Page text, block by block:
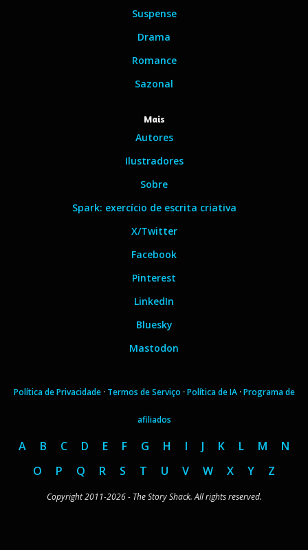
Suspense
Drama
Romance
Sazonal
Mais
Autores
Ilustradores
Sobre
Spark: exercício de escrita criativa
X/Twitter
Facebook
Pinterest
LinkedIn
Bluesky
Mastodon
Política de Privacidade· Termos de Serviço ·Política de IA·Programa de
afiliados
A B C D E F G H I J K L M
N
O
P Q R S T U V W X Y Z
Copyright 2011-2026 - The Story Shack. All rights reserved.